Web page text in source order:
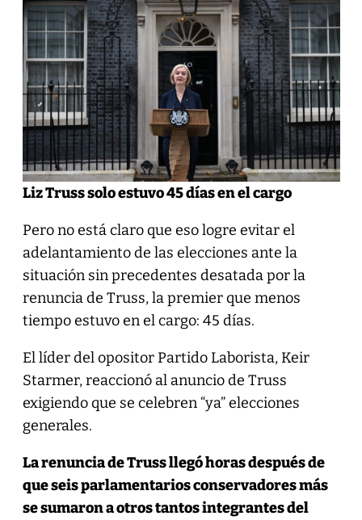
Liz Truss solo estuvo 45 días en el cargo
Pero no está claro que eso logre evitar el
adelantamiento de las elecciones ante la
situación sin precedentes desatada por la
renuncia de Truss, la premier que menos
tiempo estuvo en el cargo: 45 días.
El líder del opositor Partido Laborista, Keir
Starmer, reaccionó al anuncio de Truss
exigiendo que se celebren “ya” elecciones
generales.
La renuncia de Truss llegó horas después de
que seis parlamentarios conservadores más
se sumaron a otros tantos integrantes del